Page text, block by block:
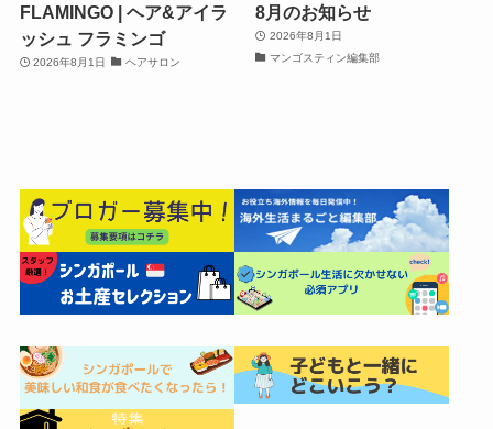
FLAMINGO | ヘア&アイラ
ッシュ フラミンゴ
2026年8月1日 ヘアサロン
8月のお知らせ
2026年8月1日
マンゴスティン編集部